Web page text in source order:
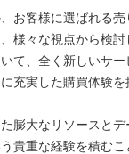
お客様に選ばれる
様々な視点から検討
て、全く新しいサー
充実した購買体験
膨大なリソースと
貴重な経験を積む